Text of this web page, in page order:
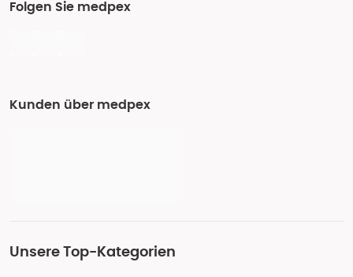
Folgen Sie medpex
Kunden über medpex
Unsere Top-Kategorien